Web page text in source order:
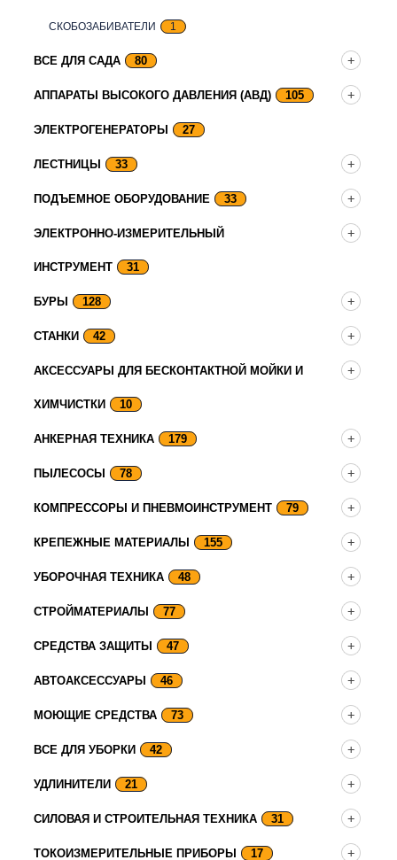
СКОБОЗАБИВАТЕЛИ 1
ВСЕ ДЛЯ САДА 80
АППАРАТЫ ВЫСОКОГО ДАВЛЕНИЯ (АВД) 105
ЭЛЕКТРОГЕНЕРАТОРЫ 27
ЛЕСТНИЦЫ 33
ПОДЪЕМНОЕ ОБОРУДОВАНИЕ 33
ЭЛЕКТРОННО-ИЗМЕРИТЕЛЬНЫЙ
ИНСТРУМЕНТ 31
БУРЫ 128
СТАНКИ 42
АКСЕССУАРЫ ДЛЯ БЕСКОНТАКТНОЙ МОЙКИ И
ХИМЧИСТКИ 10
АНКЕРНАЯ ТЕХНИКА 179
ПЫЛЕСОСЫ 78
КОМПРЕССОРЫ И ПНЕВМОИНСТРУМЕНТ 79
КРЕПЕЖНЫЕ МАТЕРИАЛЫ 155
УБОРОЧНАЯ ТЕХНИКА 48
СТРОЙМАТЕРИАЛЫ 77
СРЕДСТВА ЗАЩИТЫ 47
АВТОАКСЕССУАРЫ 46
МОЮЩИЕ СРЕДСТВА 73
ВСЕ ДЛЯ УБОРКИ 42
УДЛИНИТЕЛИ 21
СИЛОВАЯ И СТРОИТЕЛЬНАЯ ТЕХНИКА 31
ТОКОИЗМЕРИТЕЛЬНЫЕ ПРИБОРЫ 17